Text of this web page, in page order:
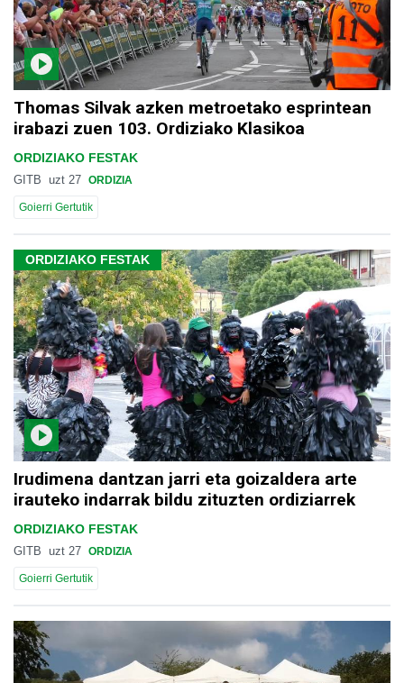
Thomas Silvak azken metroetako esprintean
irabazi zuen 103. Ordiziako Klasikoa
ORDIZIAKO FESTAK
GITB uzt 27 ORDIZIA
Goierri Gertutik
ORDIZIAKO FESTAK
Irudimena dantzan jarri eta goizaldera arte
irauteko indarrak bildu zituzten ordiziarrek
ORDIZIAKO FESTAK
GITB uzt 27 ORDIZIA
Goierri Gertutik